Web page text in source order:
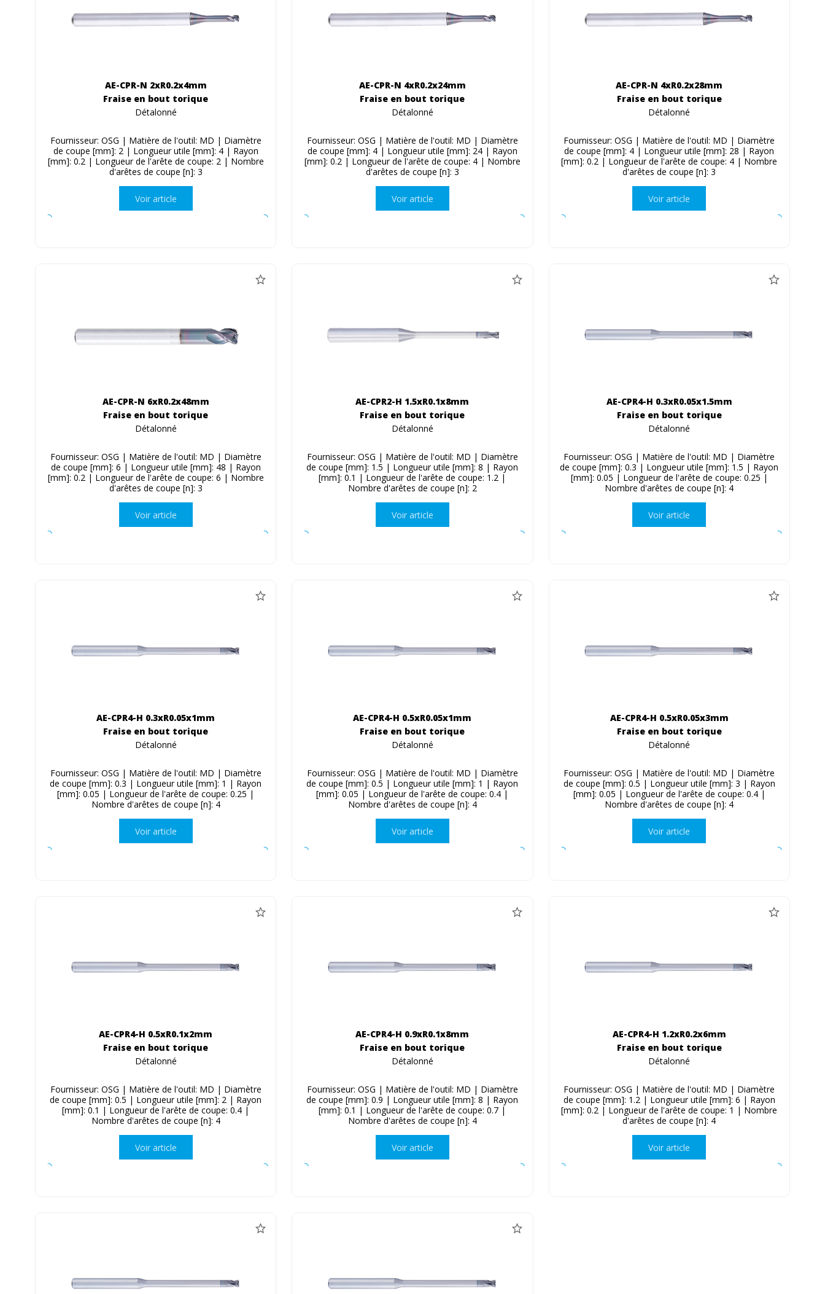
AE-CPR-N 2xR0.2x4mm
Fraise en bout torique
Détalonné
Fournisseur: OSG | Matière de l'outil: MD | Diamètre
de coupe [mm]: 2 | Longueur utile [mm]: 4 | Rayon
[mm]: 0.2 | Longueur de l'arête de coupe: 2 | Nombre
d'arêtes de coupe [n]: 3
Voir article
AE-CPR-N 4xR0.2x24mm
Fraise en bout torique
Détalonné
Fournisseur: OSG | Matière de l'outil: MD | Diamètre
de coupe [mm]: 4 | Longueur utile [mm]: 24 | Rayon
[mm]: 0.2 | Longueur de l'arête de coupe: 4 | Nombre
d'arêtes de coupe [n]: 3
Voir article
AE-CPR-N 4xR0.2x28mm
Fraise en bout torique
Détalonné
Fournisseur: OSG | Matière de l'outil: MD | Diamètre
de coupe [mm]: 4 | Longueur utile [mm]: 28 | Rayon
[mm]: 0.2 | Longueur de l'arête de coupe: 4 | Nombre
d'arêtes de coupe [n]: 3
Voir article
AE-CPR-N 6xR0.2x48mm
Fraise en bout torique
Détalonné
Fournisseur: OSG | Matière de l'outil: MD | Diamètre
de coupe [mm]: 6 | Longueur utile [mm]: 48 | Rayon
[mm]: 0.2 | Longueur de l'arête de coupe: 6 | Nombre
d'arêtes de coupe [n]: 3
Voir article
AE-CPR2-H 1.5xR0.1x8mm
Fraise en bout torique
Détalonné
Fournisseur: OSG | Matière de l'outil: MD | Diamètre
de coupe [mm]: 1.5 | Longueur utile [mm]: 8 | Rayon
[mm]: 0.1 | Longueur de l'arête de coupe: 1.2 |
Nombre d'arêtes de coupe [n]: 2
Voir article
AE-CPR4-H 0.3xR0.05x1.5mm
Fraise en bout torique
Détalonné
Fournisseur: OSG | Matière de l'outil: MD | Diamètre
de coupe [mm]: 0.3 | Longueur utile [mm]: 1.5 | Rayon
[mm]: 0.05 | Longueur de l'arête de coupe: 0.25 |
Nombre d'arêtes de coupe [n]: 4
Voir article
AE-CPR4-H 0.3xR0.05x1mm
Fraise en bout torique
Détalonné
Fournisseur: OSG | Matière de l'outil: MD | Diamètre
de coupe [mm]: 0.3 | Longueur utile [mm]: 1 | Rayon
[mm]: 0.05 | Longueur de l'arête de coupe: 0.25 |
Nombre d'arêtes de coupe [n]: 4
Voir article
AE-CPR4-H 0.5xR0.05x1mm
Fraise en bout torique
Détalonné
Fournisseur: OSG | Matière de l'outil: MD | Diamètre
de coupe [mm]: 0.5 | Longueur utile [mm]: 1 | Rayon
[mm]: 0.05 | Longueur de l'arête de coupe: 0.4 |
Nombre d'arêtes de coupe [n]: 4
Voir article
AE-CPR4-H 0.5xR0.05x3mm
Fraise en bout torique
Détalonné
Fournisseur: OSG | Matière de l'outil: MD | Diamètre
de coupe [mm]: 0.5 | Longueur utile [mm]: 3 | Rayon
[mm]: 0.05 | Longueur de l'arête de coupe: 0.4 |
Nombre d'arêtes de coupe [n]: 4
Voir article
AE-CPR4-H 0.5xR0.1x2mm
Fraise en bout torique
Détalonné
Fournisseur: OSG | Matière de l'outil: MD | Diamètre
de coupe [mm]: 0.5 | Longueur utile [mm]: 2 | Rayon
[mm]: 0.1 | Longueur de l'arête de coupe: 0.4 |
Nombre d'arêtes de coupe [n]: 4
Voir article
AE-CPR4-H 0.9xR0.1x8mm
Fraise en bout torique
Détalonné
Fournisseur: OSG | Matière de l'outil: MD | Diamètre
de coupe [mm]: 0.9 | Longueur utile [mm]: 8 | Rayon
[mm]: 0.1 | Longueur de l'arête de coupe: 0.7 |
Nombre d'arêtes de coupe [n]: 4
Voir article
AE-CPR4-H 1.2xR0.2x6mm
Fraise en bout torique
Détalonné
Fournisseur: OSG | Matière de l'outil: MD | Diamètre
de coupe [mm]: 1.2 | Longueur utile [mm]: 6 | Rayon
[mm]: 0.2 | Longueur de l'arête de coupe: 1 | Nombre
d'arêtes de coupe [n]: 4
Voir article